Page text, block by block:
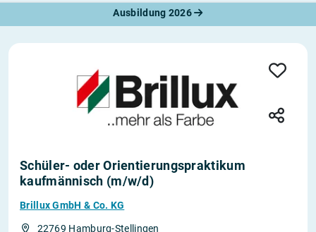
Ausbildung 2026
Schüler- oder Orientierungspraktikum
kaufmännisch (m/w/d)
Brillux GmbH & Co. KG
22769 Hamburg-Stellingen